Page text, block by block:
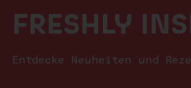
FRESHLY
Entdecke Neuheiten und